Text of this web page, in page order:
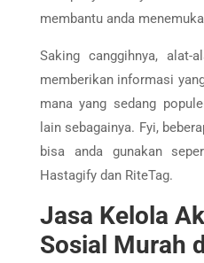
membantu anda
Saking canggihnya, alat-
memberikan informasi
mana yang sedang
lain sebagainya. Fyi,
bisa anda gunakan
Hastagify dan RiteTag.
Jasa Kelola
Sosial Murah